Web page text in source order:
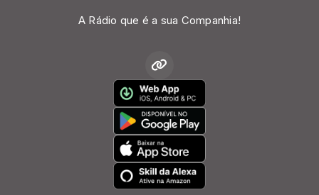
A Rádio que é a sua Companhia!